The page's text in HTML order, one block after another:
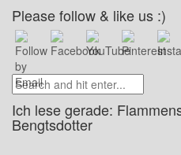
Please follow & like us :)
Ich lese gerade:
Bengtsdotter